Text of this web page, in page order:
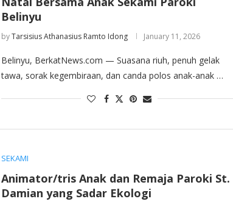
Belinyu
byTarsisius Athanasius Ramto Idong January 11, 2026
‎Belinyu, BerkatNews.com — Suasana riuh, penuh gelak
tawa, sorak kegembiraan, dan canda polos anak-anak …
SEKAMI
Animator/tris Anak dan Remaja Paroki St.
Damian yang Sadar Ekologi